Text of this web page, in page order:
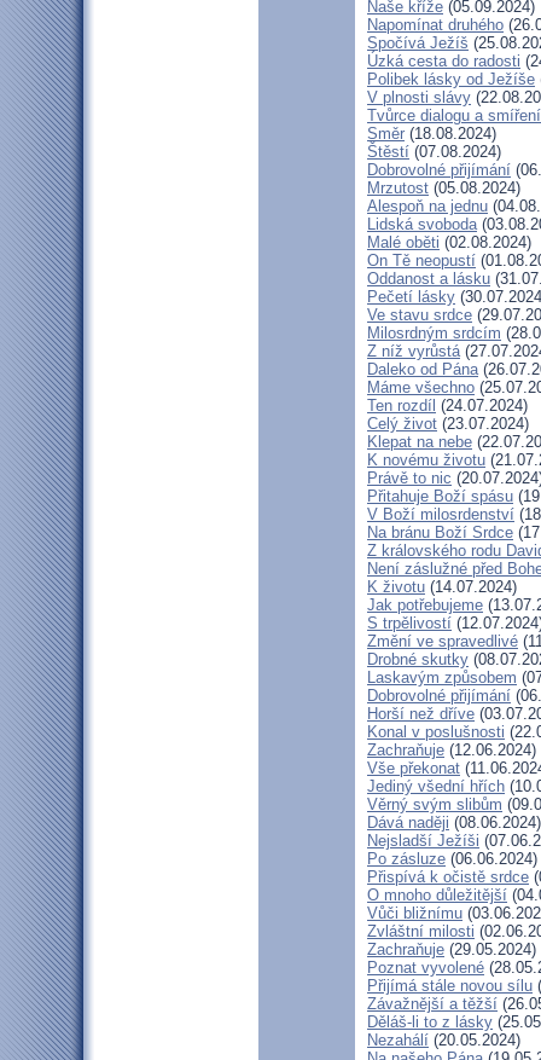
Naše kříže (05.09.2024)
Napomínat druhého
Spočívá Ježíš
Úzká cesta do radosti
Polibek lásky od Ježíše
V plnosti slávy
Tvůrce dialogu a smíření
Směr (18.08.2024)
Štěstí (07.08.2024)
Dobrovolné přijímání
Mrzutost (05.08.2024)
Alespoň na jednu
Lidská svoboda
Malé oběti (02.08.2024)
On Tě neopustí
Oddanost a lásku
Pečetí lásky
Ve stavu srdce
Milosrdným srdcím
Z níž vyrůstá
Daleko od Pána
Máme všechno
Ten rozdíl (24.07.2024)
Celý život (23.07.2024)
Klepat na nebe
K novému životu
Právě to nic
Přitahuje Boží spásu
V Boží milosrdenství
Na bránu Boží Srdce
Z královského rodu
Není záslužné před
K životu (14.07.2024)
Jak potřebujeme
S trpělivostí
Změní ve spravedlivé
Drobné skutky
Laskavým způsobem
Dobrovolné přijímání
Horší než dříve
Konal v poslušnosti
Zachraňuje (12.06.2024)
Vše překonat
Jediný všední hřích
Věrný svým slibům
Dává naději (08.06.2024)
Nejsladší Ježíši
Po zásluze (06.06.2024)
Přispívá k očistě srdce
O mnoho důležitější
Vůči bližnímu
Zvláštní milosti
Zachraňuje (29.05.2024)
Poznat vyvolené
Přijímá stále novou sílu
Závažnější a těžší
Děláš-li to z lásky
Nezahálí (20.05.2024)